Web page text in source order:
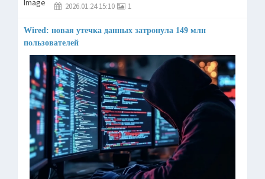
2026.01.24 15:10 1
Wired: новая утечка данных затронула 149 млн
пользователей